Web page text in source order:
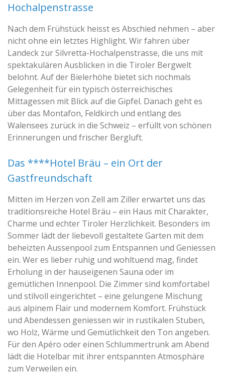
Hochalpenstrasse
Nach dem Frühstück heisst es Abschied nehmen – aber
nicht ohne ein letztes Highlight. Wir fahren über
Landeck zur Silvretta-Hochalpenstrasse, die uns mit
spektakulären Ausblicken in die Tiroler Bergwelt
belohnt. Auf der Bielerhöhe bietet sich nochmals
Gelegenheit für ein typisch österreichisches
Mittagessen mit Blick auf die Gipfel. Danach geht es
über das Montafon, Feldkirch und entlang des
Walensees zurück in die Schweiz – erfüllt von schönen
Erinnerungen und frischer Bergluft.
Das ****Hotel Bräu – ein Ort der
Gastfreundschaft
Mitten im Herzen von Zell am Ziller erwartet uns das
traditionsreiche Hotel Bräu – ein Haus mit Charakter,
Charme und echter Tiroler Herzlichkeit. Besonders im
Sommer lädt der liebevoll gestaltete Garten mit dem
beheizten Aussenpool zum Entspannen und Geniessen
ein. Wer es lieber ruhig und wohltuend mag, findet
Erholung in der hauseigenen Sauna oder im
gemütlichen Innenpool. Die Zimmer sind komfortabel
und stilvoll eingerichtet – eine gelungene Mischung
aus alpinem Flair und modernem Komfort. Frühstück
und Abendessen geniessen wir in rustikalen Stuben,
wo Holz, Wärme und Gemütlichkeit den Ton angeben.
Für den Apéro oder einen Schlummertrunk am Abend
lädt die Hotelbar mit ihrer entspannten Atmosphäre
zum Verweilen ein.